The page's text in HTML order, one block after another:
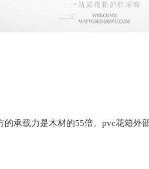
承载力是木材的55倍。pvc花箱外